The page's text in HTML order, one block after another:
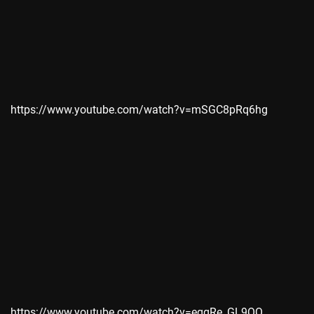
https://www.youtube.com/watch?v=mSGC8pRq6hg